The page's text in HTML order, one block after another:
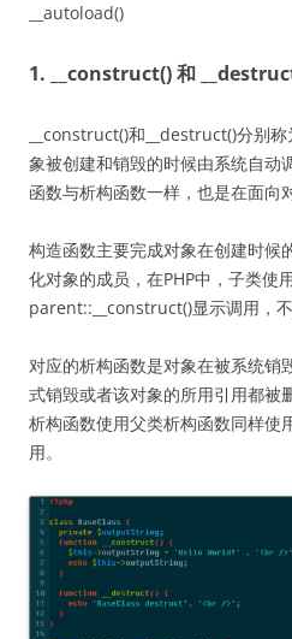
__autoload()
1. __construct() 和
__construct()和__destruct()分别
象被创建和销毁的时候由系统自动
函数与析构函数一样，也是在面向
构造函数主要完成对象在创建时候
化对象的成员，在PHP中，子类使
parent::__construct()显示调用，不
对应的析构函数是对象在被系统销
式销毁或者该对象的所用引用都被
析构函数使用父类析构函数同样
用。